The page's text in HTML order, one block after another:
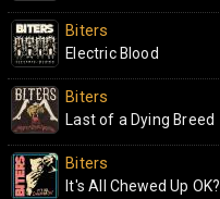
Biters
Electric Blood
Biters
Last of a Dying Breed
Biters
It's All Chewed Up OK?